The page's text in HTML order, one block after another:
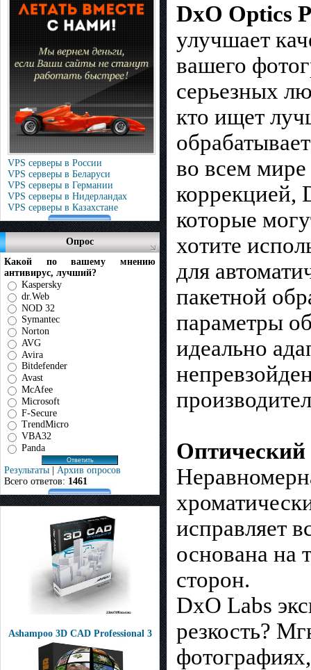
VPS серверы в России
VPS серверы в Беларуси
VPS серверы в Германии
VPS серверы в Нидерландах
VPS серверы в Казахстане
Опрос
Какой по вашему мнению
антивирус, лучший?
Kaspersky
dr.Web
NOD 32
Symantec
Norton
AVG
Avira
Bitdefender
Avast
McAfee
Microsoft
F-Secure
TrendMicro
VBA32
Panda
Результаты | Архив опросов
Всего ответов: 1461
Ashampoo 3D CAD Professional 3
DxO Optics
улучшает
вашего
серьезных
кто ищет
во всем мире
коррекцией,
которые
хотите
для
пакетной
параметры
идеально
исправляет
основана на
сторон.
DxO Labs
резкость?